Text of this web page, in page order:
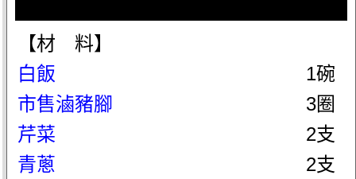
【材 料】
白飯
1碗
市售滷豬腳
3圈
芹菜
2支
青蔥
2支